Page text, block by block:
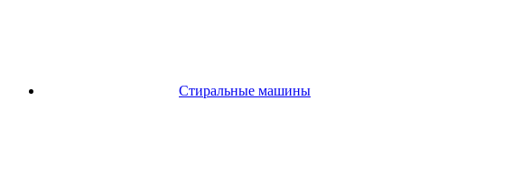
Стиральные машины